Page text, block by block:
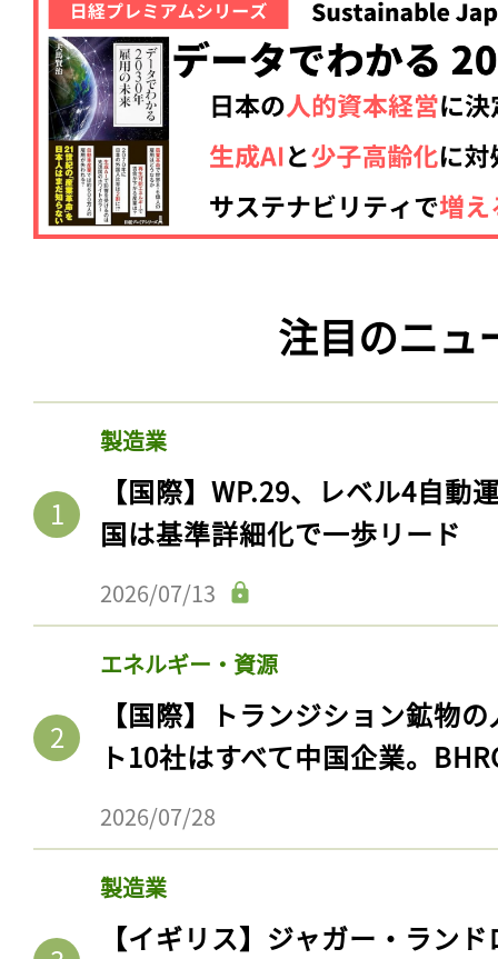
注目のニュ
製造業
【国際】WP.29、レベル4自動
国は基準詳細化で一歩リード
2026/07/13
エネルギー・資源
【国際】トランジション鉱物
ト10社はすべて中国企業。
2026/07/28
製造業
【イギリス】ジャガー・ラン